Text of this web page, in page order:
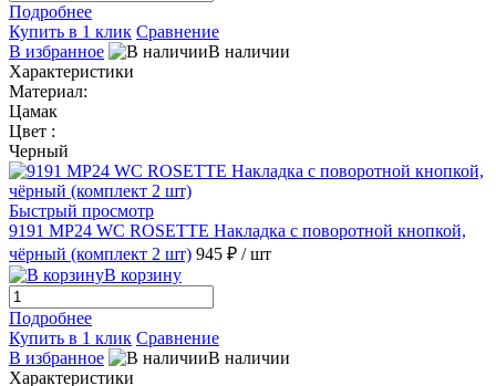
Подробнее
Купить в 1 клик Сравнение
В избранное
В наличии
Характеристики
Материал:
Цамак
Цвет :
Черный
Быстрый просмотр
9191 MP24 WC ROSETTE Накладка с поворотной кнопкой,
чёрный (комплект 2 шт) 945 ₽ / шт
В корзину
Подробнее
Купить в 1 клик Сравнение
В избранное
В наличии
Характеристики